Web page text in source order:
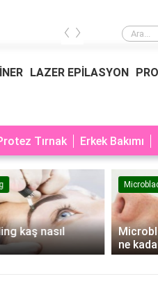
Dimyat pirinci
‹ ›
LAZER EPİLASYON
Tırnak Erkek Bakımı
kaş nasıl
ne